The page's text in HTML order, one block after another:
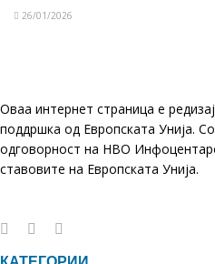
26/01/2026
Оваа интернет страница е
поддршка од Европската Унија.
одговорност на НВО
ставовите на Европската Унија.